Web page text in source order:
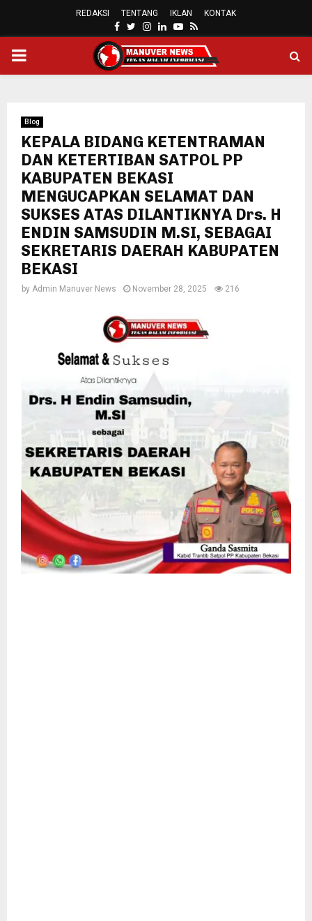
REDAKSI TENTANG IKLAN KONTAK
FACEBOOK
TWITTER
INSTAGRAM
LINKEDINYOUTUBE
RSS
PRIMARY
Blog
KEPALA BIDANG KETENTRAMAN
DAN KETERTIBAN SATPOL PP
KABUPATEN BEKASI
MENGUCAPKAN SELAMAT DAN
SUKSES ATAS DILANTIKNYA Drs. H
ENDIN SAMSUDIN M.SI, SEBAGAI
SEKRETARIS DAERAH KABUPATEN
BEKASI
by Admin Manuver News November 28, 2025 216